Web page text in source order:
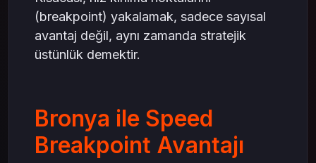
(breakpoint) yakalamak, sadece sayısal
avantaj değil, aynı zamanda stratejik
üstünlük demektir.
Bronya ile Speed
Breakpoint Avantajı